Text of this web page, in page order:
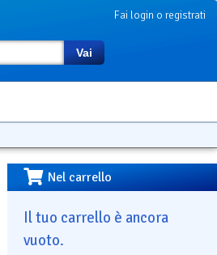
Fai login o registrati
Vai
Nel carrello
Il tuo carrello è ancora
vuoto.